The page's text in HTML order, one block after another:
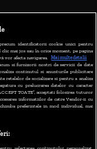
identificatorii cookie unici pentru
clic mai jos sau în orice moment, pe pagina
vor afecta navigarea.
Mai multe detalii
si furnizorii nostri de servicii de date
continutul si anunturile publicitare
retelelor de socializare si pentru a analiza
cu prelucrarea datelor cu caracter
TOATE”, acceptati folosirea tuturor
informatiilor de catre Vendor-ii cu
preferintele in mod individual, mai